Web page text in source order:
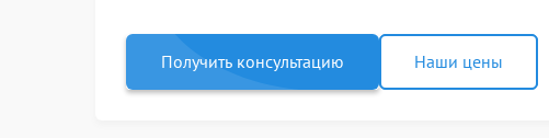
Получить консультацию Наши цены